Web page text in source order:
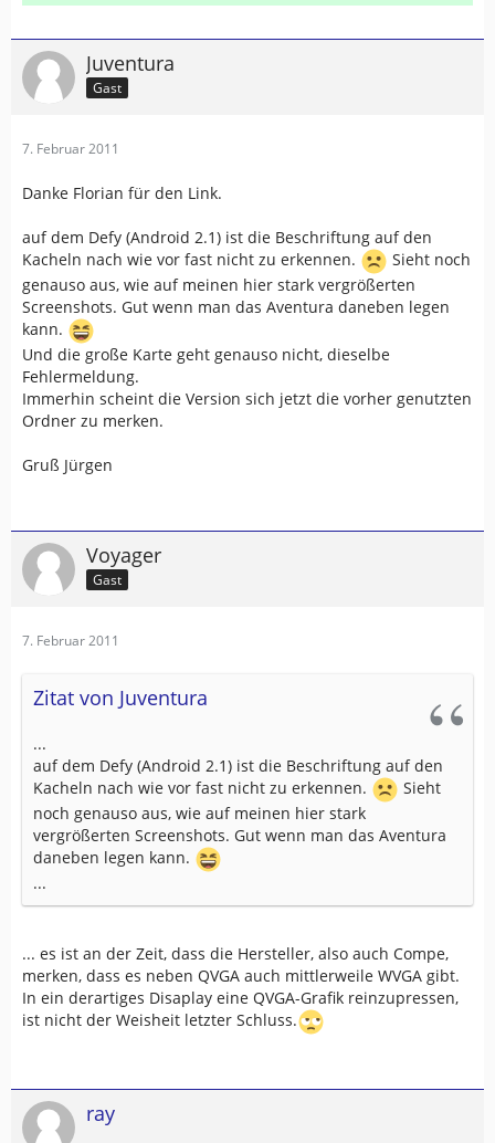
Juventura
Gast
7. Februar 2011
Danke Florian für den Link.
auf dem Defy (Android 2.1) ist die Beschriftung auf den
Kacheln nach wie vor fast nicht zu erkennen.
Sieht noch
genauso aus, wie auf meinen hier stark vergrößerten
Screenshots. Gut wenn man das Aventura daneben legen
kann.
Und die große Karte geht genauso nicht, dieselbe
Fehlermeldung.
Immerhin scheint die Version sich jetzt die vorher genutzten
Ordner zu merken.
Gruß Jürgen
Voyager
Gast
7. Februar 2011
Zitat von Juventura
...
auf dem Defy (Android 2.1) ist die Beschriftung auf den
Kacheln nach wie vor fast nicht zu erkennen.
Sieht
noch genauso aus, wie auf meinen hier stark
vergrößerten Screenshots. Gut wenn man das Aventura
daneben legen kann.
...
... es ist an der Zeit, dass die Hersteller, also auch Compe,
merken, dass es neben QVGA auch mittlerweile WVGA gibt.
In ein derartiges Disaplay eine QVGA-Grafik reinzupressen,
ist nicht der Weisheit letzter Schluss.
ray